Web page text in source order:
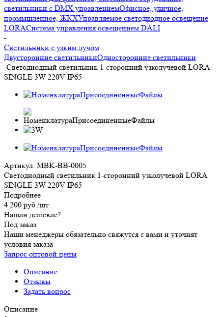
светильники с DMX управлениемОфисное, уличное,
промышленное, ЖКХУправляемое светодиодное освещение
LORAСистема управления освещением DALI
-
Светильники с узким лучом
Двусторонние светильникиОдносторонние светильники
-Cветодиодный светильник 1-сторонний узколучевой LORA
SINGLE 3W 220V IP65
Артикул: MBK-BB-0005
Cветодиодный светильник 1-сторонний узколучевой LORA
SINGLE 3W 220V IP65
Подробнее
4 200 руб./шт
Нашли дешевле?
Под заказ
Наши менеджеры обязательно свяжутся с вами и уточнят
условия заказа
Запрос оптовой цены
Описание
Отзывы
Задать вопрос
Описание